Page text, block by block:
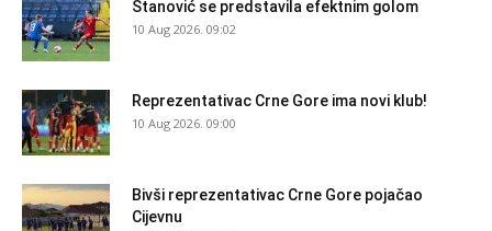
Stanović se predstavila efektnim golom
10 Aug 2026. 09:02
Reprezentativac Crne Gore ima novi klub!
10 Aug 2026. 09:00
Bivši reprezentativac Crne Gore pojačao
Cijevnu